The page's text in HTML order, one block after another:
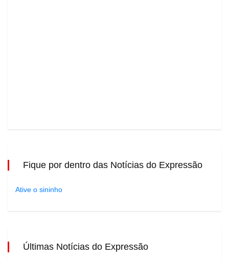
Fique por dentro das Notícias do Expressão
Ative o sininho
Últimas Notícias do Expressão